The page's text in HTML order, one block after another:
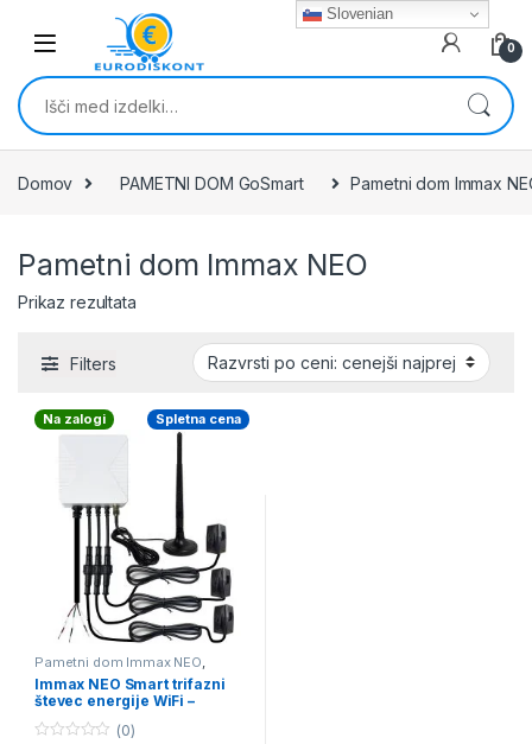
Skip to navigation
0
Išči:
Domov PAMETNI DOM GoSmart Pametni dom Immax
Pametni dom Immax NEO
Prikaz rezultata
Filters
Na zalogi Spletna cena
Pametni dom Immax NEO,
Solarna oprema Tuya pametna
inštalacija
Immax NEO Smart trifazni
števec energije WiFi –
elektriko!
(0)
Slovenian